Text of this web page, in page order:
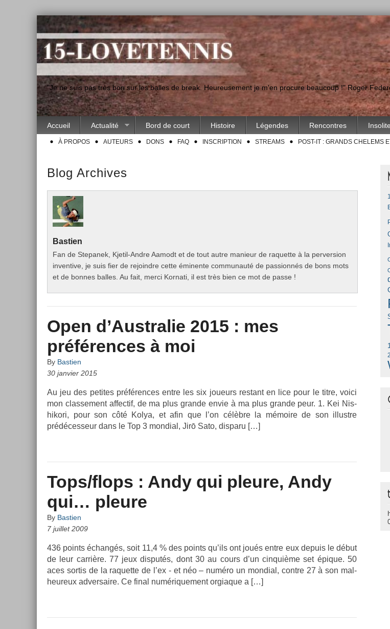
"Je ne suis pas très bon sur les balles de break. Heureusement je m'en procure beaucoup !" Roger
Accueil Actualité Bord de court Histoire Légendes Rencontres
À PROPOS AUTEURS DONS FAQ INSCRIPTION STREAMS POST-IT : GRANDS CHELEMS
Blog Archives
Bastien
Fan de Stepanek, Kjetil-Andre Aamodt et de tout autre manieur de raquette à la perversion
inventive, je suis fier de rejoindre cette éminente communauté de passionnés de bons mots
et de bonnes balles. Au fait, merci Kornati, il est très bien ce mot de passe !
Open d’Australie 2015 : mes
préférences à moi
By Bastien
30 janvier 2015
Au jeu des petites préfér­ences entre les six joueurs re­stant en lice pour le titre, voici
mon clas­se­ment af­fectif, de ma plus gran­de envie à ma plus gran­de peur. 1. Kei Nis­
hikori, pour son côté Kolya, et afin que l’on célèbre la mémoire de son il­lustre
prédéces­seur dans le Top 3 mon­di­al, Jirō Sato, dis­paru […]
Tops/flops : Andy qui pleure, Andy
qui… pleure
By Bastien
7 juillet 2009
436 points échangés, soit 11,4 % des points qu’ils ont joués entre eux de­puis le début
de leur carrière. 77 jeux dis­putés, dont 30 au cours d’un cin­quiè­me set épique. 50
aces sor­tis de la raquet­te de l’ex - et néo – numéro un mon­di­al, con­tre 27 à son mal­
heureux ad­versaire. Ce final numérique­ment or­giaque a […]